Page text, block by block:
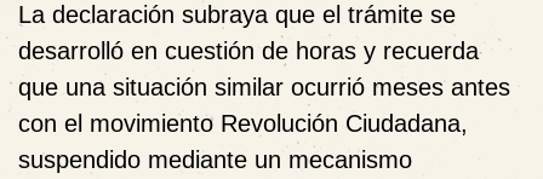
La declaración subraya que el trámite se
desarrolló en cuestión de horas y recuerda
que una situación similar ocurrió meses antes
con el movimiento Revolución Ciudadana,
suspendido mediante un mecanismo